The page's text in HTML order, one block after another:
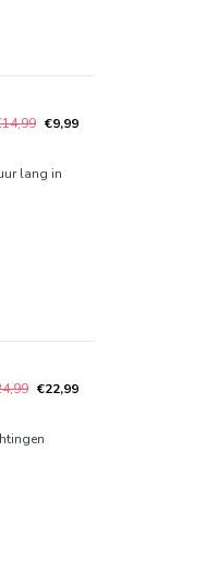
€9,99
lang in
€22,99